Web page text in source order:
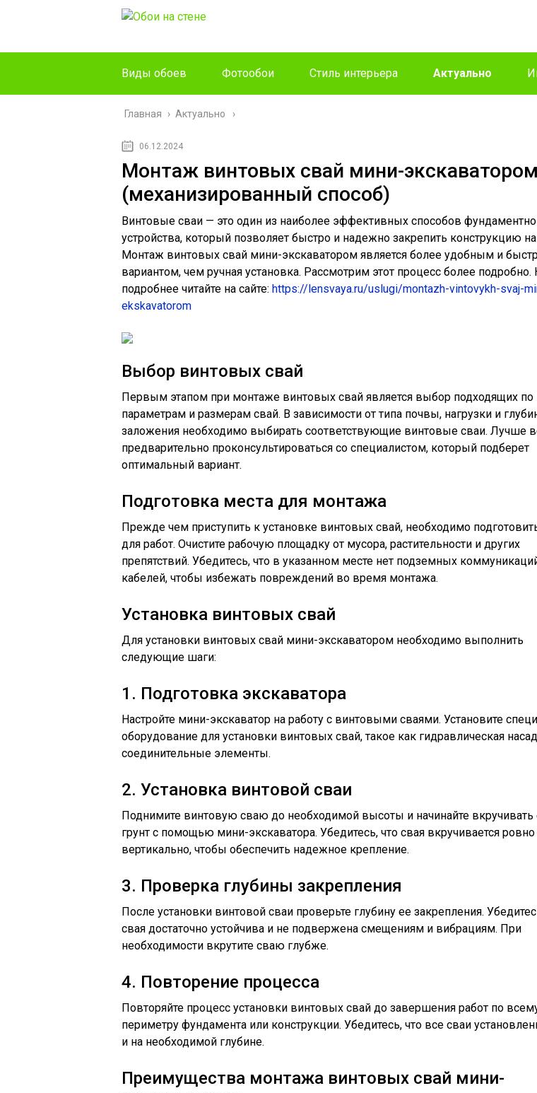
Виды обоев Фотообои Стиль интерьера Актуально
Главная › Актуально
06.12.2024
Монтаж винтовых свай мини-экскаватором
(механизированный способ)
Винтовые сваи — это один из наиболее эффективных способов
устройства, который позволяет быстро и надежно закрепить конструкцию на
Монтаж винтовых свай мини-экскаватором является более удобным и
вариантом, чем ручная установка. Рассмотрим этот процесс более подробно.
подробнее читайте на сайте: https://lensvaya.ru/uslugi/montazh-vintovykh-svaj-
ekskavatorom
Выбор винтовых свай
Первым этапом при монтаже винтовых свай является выбор подходящих по
параметрам и размерам свай. В зависимости от типа почвы, нагрузки и
заложения необходимо выбирать соответствующие винтовые сваи. Лучше
предварительно проконсультироваться со специалистом, который подберет
оптимальный вариант.
Подготовка места для монтажа
Прежде чем приступить к установке винтовых свай, необходимо
для работ. Очистите рабочую площадку от мусора, растительности и других
препятствий. Убедитесь, что в указанном месте нет подземных
кабелей, чтобы избежать повреждений во время монтажа.
Установка винтовых свай
Для установки винтовых свай мини-экскаватором необходимо выполнить
следующие шаги:
1. Подготовка экскаватора
Настройте мини-экскаватор на работу с винтовыми сваями. Установите
оборудование для установки винтовых свай, такое как гидравлическая
соединительные элементы.
2. Установка винтовой сваи
Поднимите винтовую сваю до необходимой высоты и начинайте вкручивать
грунт с помощью мини-экскаватора. Убедитесь, что свая вкручивается ровно
вертикально, чтобы обеспечить надежное крепление.
3. Проверка глубины закрепления
После установки винтовой сваи проверьте глубину ее закрепления.
свая достаточно устойчива и не подвержена смещениям и вибрациям. При
необходимости вкрутите сваю глубже.
4. Повторение процесса
Повторяйте процесс установки винтовых свай до завершения работ по
периметру фундамента или конструкции. Убедитесь, что все сваи
и на необходимой глубине.
Преимущества монтажа винтовых свай мини-